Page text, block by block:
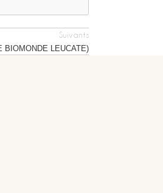
Suivants
BIOMONDE LEUCATE)